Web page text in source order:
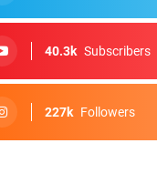
40.3k Subscribers
227k Followers